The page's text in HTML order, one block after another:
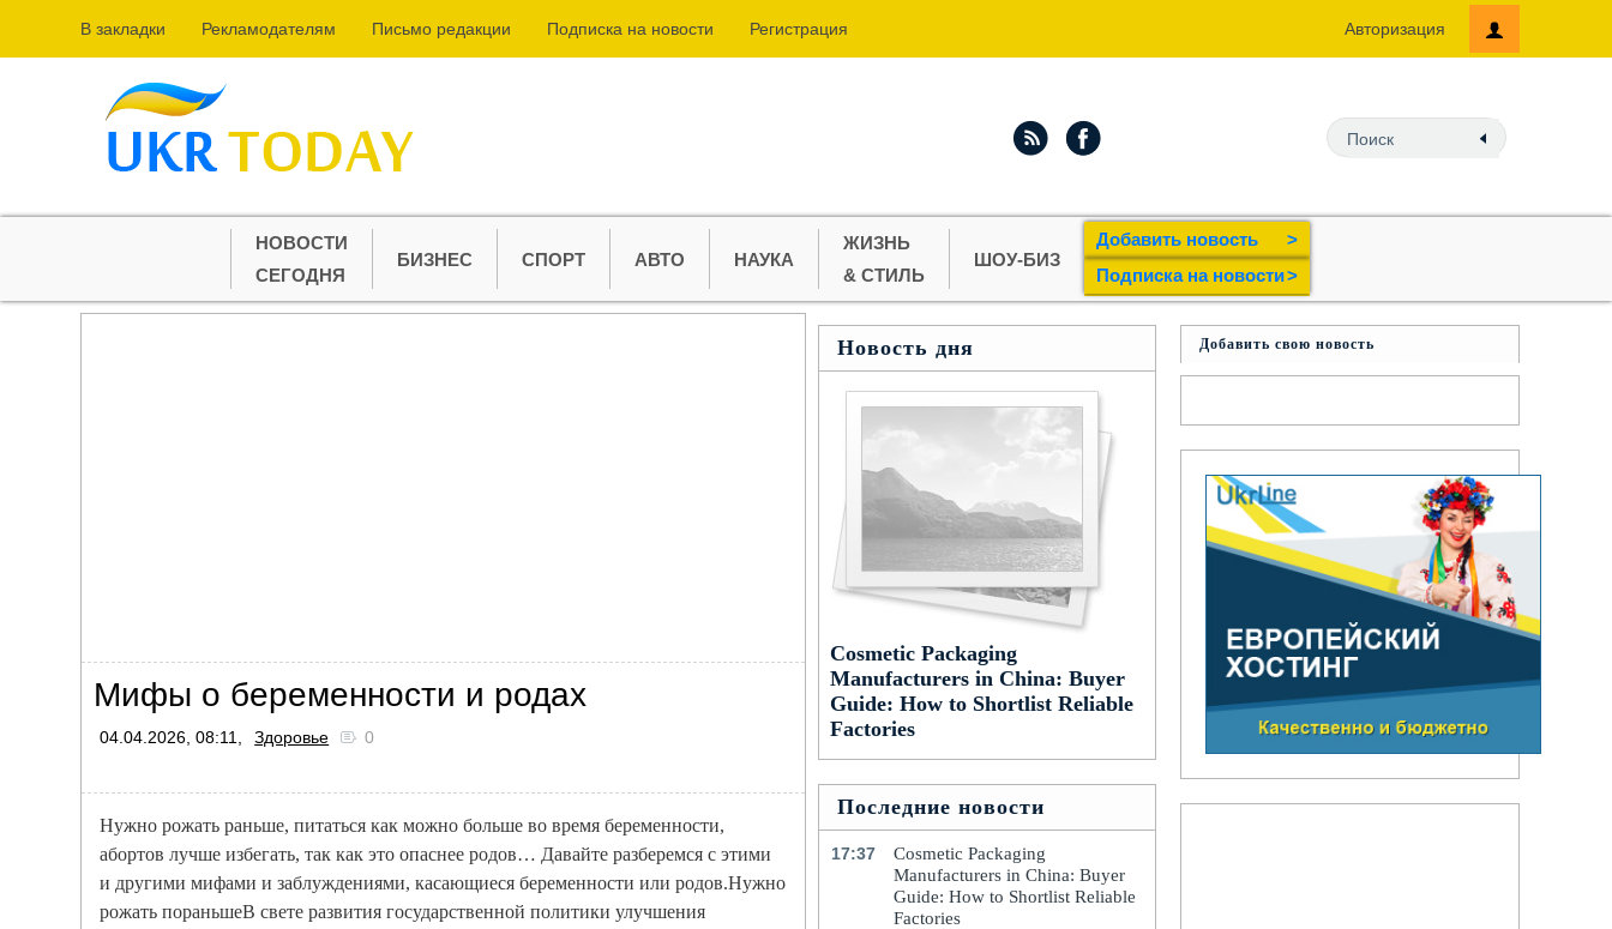
В закладки Рекламодателям Письмо редакции Подпиcка на новости Регистрация Авторизация
НОВОСТИ
СЕГОДНЯ
БИЗНЕС СПОРТ АВТО НАУКА
ЖИЗНЬ
& СТИЛЬ
ШОУ-БИЗ
Добавить новость
>
Подпиcка на новости>
Мифы о беременности и родах
04.04.2026, 08:11, Здоровье 0
Нужно рожать раньше, питаться как можно больше во время беременности,
абортов лучше избегать, так как это опаснее родов… Давайте разберемся с этими
и другими мифами и заблуждениями, касающиеся беременности или родов.Нужно
рожать пораньшеВ свете развития государственной политики улучшения
Новость дня
Cosmetic Packaging
Manufacturers in China: Buyer
Guide: How to Shortlist Reliable
Factories
Последние новости
17:37
Cosmetic Packaging
Manufacturers in China: Buyer
Guide: How to Shortlist Reliable
Factories
Добавить свою новость